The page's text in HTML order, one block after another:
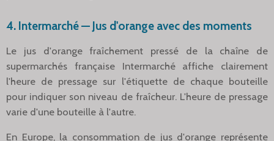
4. Intermarché — Jus d'orange avec des moments
Le jus d'orange fraîchement pressé de la chaîne de
supermarchés française Intermarché affiche clairement
l'heure de pressage sur l'étiquette de chaque bouteille
pour indiquer son niveau de fraîcheur. L'heure de pressage
varie d'une bouteille à l'autre.
En Europe, la consommation de jus d'orange représente